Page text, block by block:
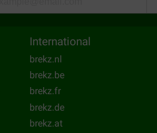
International
brekz.nl
brekz.be
brekz.fr
brekz.de
brekz.at